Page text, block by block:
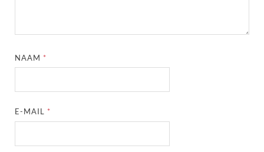
NAAM *
E-MAIL *